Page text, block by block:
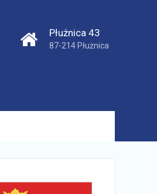
Płużnica 43
87-214 Płużnica